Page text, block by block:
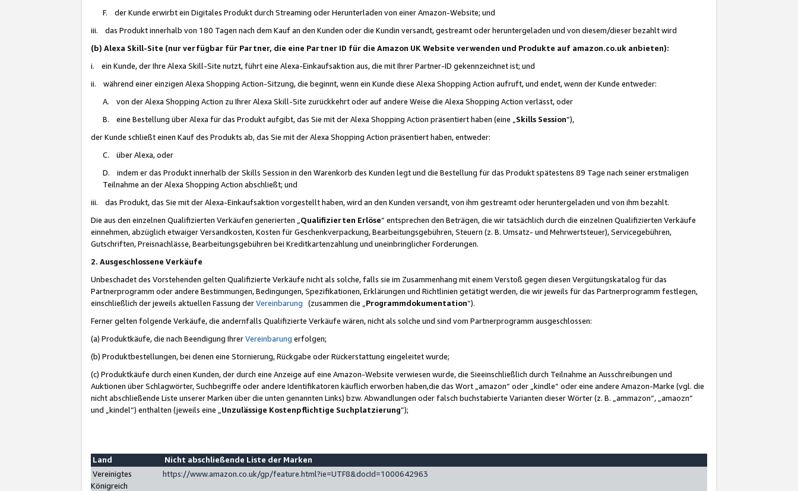
F. der Kunde erwirbt ein Digitales Produkt durch Streaming oder Herunterladen von einer Amazon-Website; und
iii. das Produkt innerhalb von 180 Tagen nach dem Kauf an den Kunden oder die Kundin versandt, gestreamt oder heruntergeladen und von diesem/dieser bezahlt wird
(b) Alexa Skill-Site (nur verfügbar für Partner, die eine Partner ID für die Amazon UK Website verwenden und Produkte auf amazon.co.uk anbieten):
i. ein Kunde, der Ihre Alexa Skill-Site nutzt, führt eine Alexa-Einkaufsaktion aus, die mit Ihrer Partner-ID gekennzeichnet ist; und
ii. während einer einzigen Alexa Shopping Action-Sitzung, die beginnt, wenn ein Kunde diese Alexa Shopping Action aufruft, und endet, wenn der Kunde entweder:
A. von der Alexa Shopping Action zu Ihrer Alexa Skill-Site zurückkehrt oder auf andere Weise die Alexa Shopping Action verlässt, oder
B. eine Bestellung über Alexa für das Produkt aufgibt, das Sie mit der Alexa Shopping Action präsentiert haben (eine „ Skills Session“),
der Kunde schließt einen Kauf des Produkts ab, das Sie mit der Alexa Shopping Action präsentiert haben, entweder:
C. über Alexa, oder
D. indem er das Produkt innerhalb der Skills Session in den Warenkorb des Kunden legt und die Bestellung für das Produkt spätestens 89 Tage nach seiner erstmaligen
Teilnahme an der Alexa Shopping Action abschließt; und
iii. das Produkt, das Sie mit der Alexa-Einkaufsaktion vorgestellt haben, wird an den Kunden versandt, von ihm gestreamt oder heruntergeladen und von ihm bezahlt.
Die aus den einzelnen Qualifizierten Verkäufen generierten „ Qualifizierten Erlöse“ entsprechen den Beträgen, die wir tatsächlich durch die einzelnen Qualifizierten Verkäufe
einnehmen, abzüglich etwaiger Versandkosten, Kosten für Geschenkverpackung, Bearbeitungsgebühren, Steuern (z. B. Umsatz- und Mehrwertsteuer), Servicegebühren,
Gutschriften, Preisnachlässe, Bearbeitungsgebühren bei Kreditkartenzahlung und uneinbringlicher Forderungen.
2. Ausgeschlossene Verkäufe
Unbeschadet des Vorstehenden gelten Qualifizierte Verkäufe nicht als solche, falls sie im Zusammenhang mit einem Verstoß gegen diesen Vergütungskatalog für das
Partnerprogramm oder andere Bestimmungen, Bedingungen, Spezifikationen, Erklärungen und Richtlinien getätigt werden, die wir jeweils für das Partnerprogramm festlegen,
einschließlich der jeweils aktuellen Fassung derVereinbarung (zusammen die „ Programmdokumentation“).
Ferner gelten folgende Verkäufe, die andernfalls Qualifizierte Verkäufe wären, nicht als solche und sind vom Partnerprogramm ausgeschlossen:
(a) Produktkäufe, die nach Beendigung IhrerVereinbarung erfolgen;
(b) Produktbestellungen, bei denen eine Stornierung, Rückgabe oder Rückerstattung eingeleitet wurde;
(c) Produktkäufe durch einen Kunden, der durch eine Anzeige auf eine Amazon-Website verwiesen wurde, die Sieeinschließlich durch Teilnahme an Ausschreibungen und
Auktionen über Schlagwörter, Suchbegriffe oder andere Identifikatoren käuflich erworben haben,die das Wort „amazon“ oder „kindle“ oder eine andere Amazon-Marke (vgl. die
nicht abschließende Liste unserer Marken über die unten genannten Links) bzw. Abwandlungen oder falsch buchstabierte Varianten dieser Wörter (z. B. „ammazon“, „amaozn“
und „kindel“) enthalten (jeweils eine „ Unzulässige Kostenpflichtige Suchplatzierung”);
Land
Nicht abschließende Liste der Marken
Vereinigtes
Königreich
https://www.amazon.co.uk/gp/feature.html?ie=UTF8&docId=1000642963